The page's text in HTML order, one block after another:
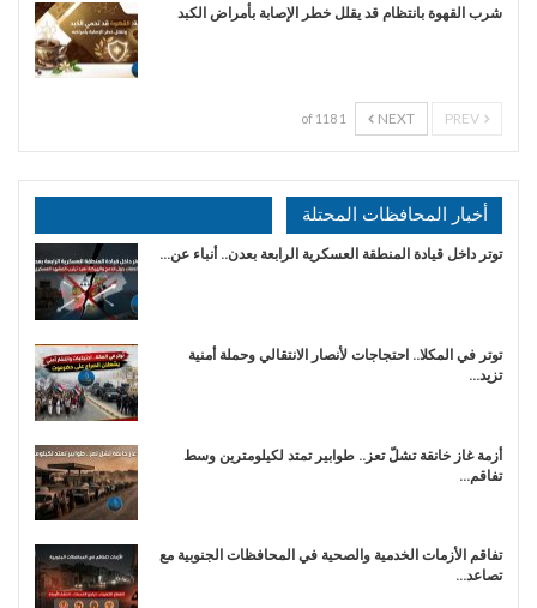
شرب القهوة بانتظام قد يقلل خطر الإصابة بأمراض الكبد
NEXT
1 of 118
أخبار المحافظات المحتلة
توتر داخل قيادة المنطقة العسكرية الرابعة بعدن.. أنباء عن…
توتر في المكلا.. احتجاجات لأنصار الانتقالي وحملة أمنية
تزيد…
أزمة غاز خانقة تشلّ تعز.. طوابير تمتد لكيلومترين وسط
تفاقم…
تفاقم الأزمات الخدمية والصحية في المحافظات الجنوبية مع
تصاعد…